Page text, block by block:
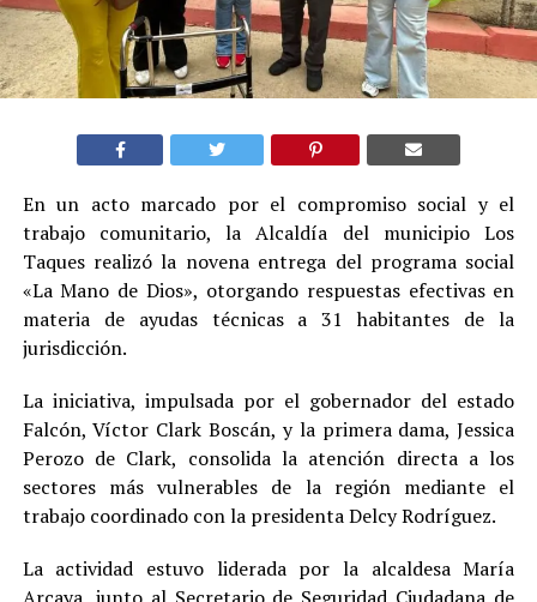
En un acto marcado por el compromiso social y el
trabajo comunitario, la Alcaldía del municipio Los
Taques realizó la novena entrega del programa social
«La Mano de Dios», otorgando respuestas efectivas en
materia de ayudas técnicas a 31 habitantes de la
jurisdicción.
La iniciativa, impulsada por el gobernador del estado
Falcón, Víctor Clark Boscán, y la primera dama, Jessica
Perozo de Clark, consolida la atención directa a los
sectores más vulnerables de la región mediante el
trabajo coordinado con la presidenta Delcy Rodríguez.
La actividad estuvo liderada por la alcaldesa María